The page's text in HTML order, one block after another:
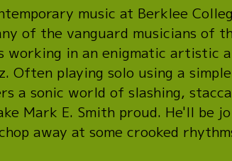
music at Berklee
of the vanguard musicians of
working in an enigmatic artistic
Often playing solo using a
a sonic world of slashing,
Mark E. Smith proud. He'll be
away at some crooked